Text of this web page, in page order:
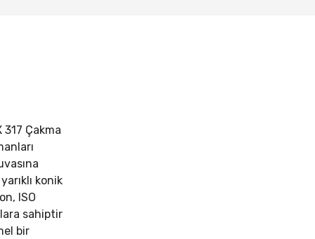
Çakma
konik
ISO
sahiptir
bir